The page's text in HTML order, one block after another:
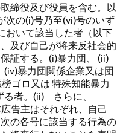
締役及び役員を含む。以
次の(i)号乃至(vi)号のいず
おいて該当した者（以下
及び自己が将来反社会的
証する。(i)暴力団、 (ii)
暴力団関係企業又は団
ゴロ又は 特殊知能暴力
る者。(ii) さらに、
告主はそれぞれ、自己
の各号に該当する行為の